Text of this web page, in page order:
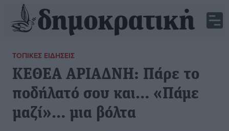
ΤΟΠΙΚΈΣ ΕΙΔΉΣΕΙΣ
ΚΕΘΕΑ ΑΡΙΑΔΝΗ: Πάρε το
ποδήλατό σου και… «Πάμε
μαζί»… μια βόλτα